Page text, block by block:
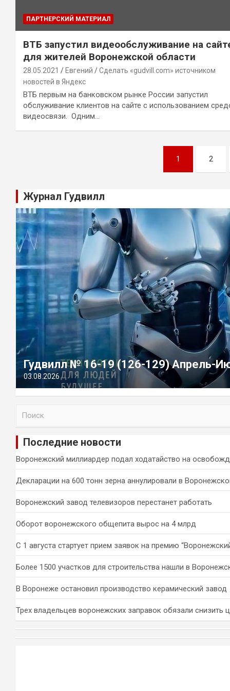
ПАРТНЕРСКИЙ МАТЕРИАЛ
ВТБ запустил видеообслуживание на
для жителей Воронежской области
28.05.2021 Евгений
Сделать «gudvill.com» источником
новостей в Яндекс
ВТБ первым на банковском рынке России запустил
обслуживание клиентов на сайте с использованием
видеосвязи. Одним…
записям
1 2
Журнал Гудвилл
Гудвилл № 16-19 (126-129) Апрель-
03.08.2026
и
Последние новости
Воронежский миллиардер подал ходатайство на
Декларации на 600 тонн зерна аннулировали в
Воронежский завод телевизоров перестанет работать
Оборот воронежского общепита вырос на 4 млрд
С 1 августа стартует прием заявок на премию
Более 1500 участков для строительства нашли в
В Воронеже остановил производство керамический завод
Трех владельцев воронежских заправок обязали снизить